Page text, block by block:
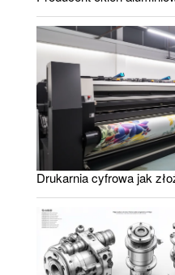
Drukarnia cyfrowa jak